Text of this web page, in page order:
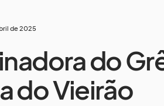
de 2025
do
do Vieirão